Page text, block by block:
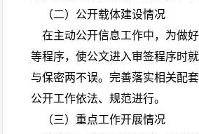
（二）公开载体建设情况
在主动公开信息工作中，为做
等程序，使公文进入审签程序时
与保密两不误。完善落实相关配
公开工作依法、规范进行。
（三）重点工作开展情况